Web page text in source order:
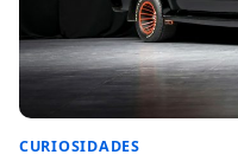
CURIOSIDADES